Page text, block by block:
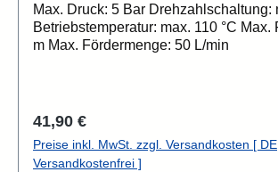
Max. Druck: 5 Bar Drehzahlschaltung: max. 71 w
Betriebstemperatur: max. 110 °C Max. Förderhöhe: 5
m Max. Fördermenge: 50 L/min
Regulärer Preis:
41,90 €
Preise inkl. MwSt. zzgl. Versandkosten [ DE
Versandkostenfrei ]